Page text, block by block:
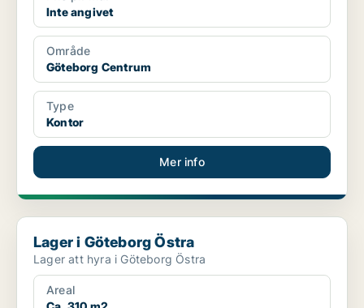
Inte angivet
Område
Göteborg Centrum
Type
Kontor
Mer info
Lager i Göteborg Östra
Lager i Göteborg Östra
Lager att hyra i Göteborg Östra
Areal